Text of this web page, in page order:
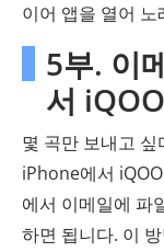
이어 앱을 열어
5부. 이
서
몇 곡만 보내고
iPhone에서
에서 이메일에 파
하면 됩니다. 이